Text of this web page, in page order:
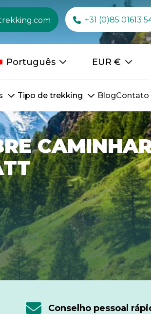
+31 (0)85 01613
Português EUR €
Tipo de trekking BlogContato
Conselho pessoal